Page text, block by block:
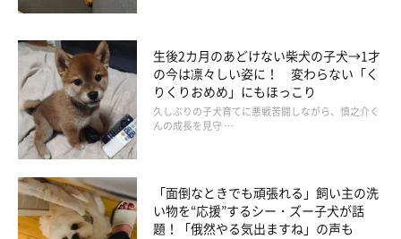
生後2カ月のあどけない柴犬の子犬→1才
の今は凛々しい姿に！ 変わらない「く
りくりおめめ」にもほっこり
久しぶりの子犬育てに悪戦苦闘しながら、慎之介く
んの成長を見守 …
「面倒なときでも頑張れる」飼い主の洗
い物を“応援”するシー・ズー子犬が話
題！「俄然やる気出ますね」の声も